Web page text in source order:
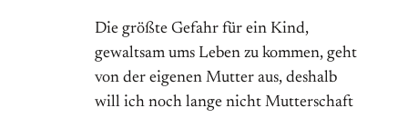
Die größte Gefahr für ein Kind,
gewaltsam ums Leben zu kommen, geht
von der eigenen Mutter aus, deshalb
will ich noch lange nicht Mutterschaft